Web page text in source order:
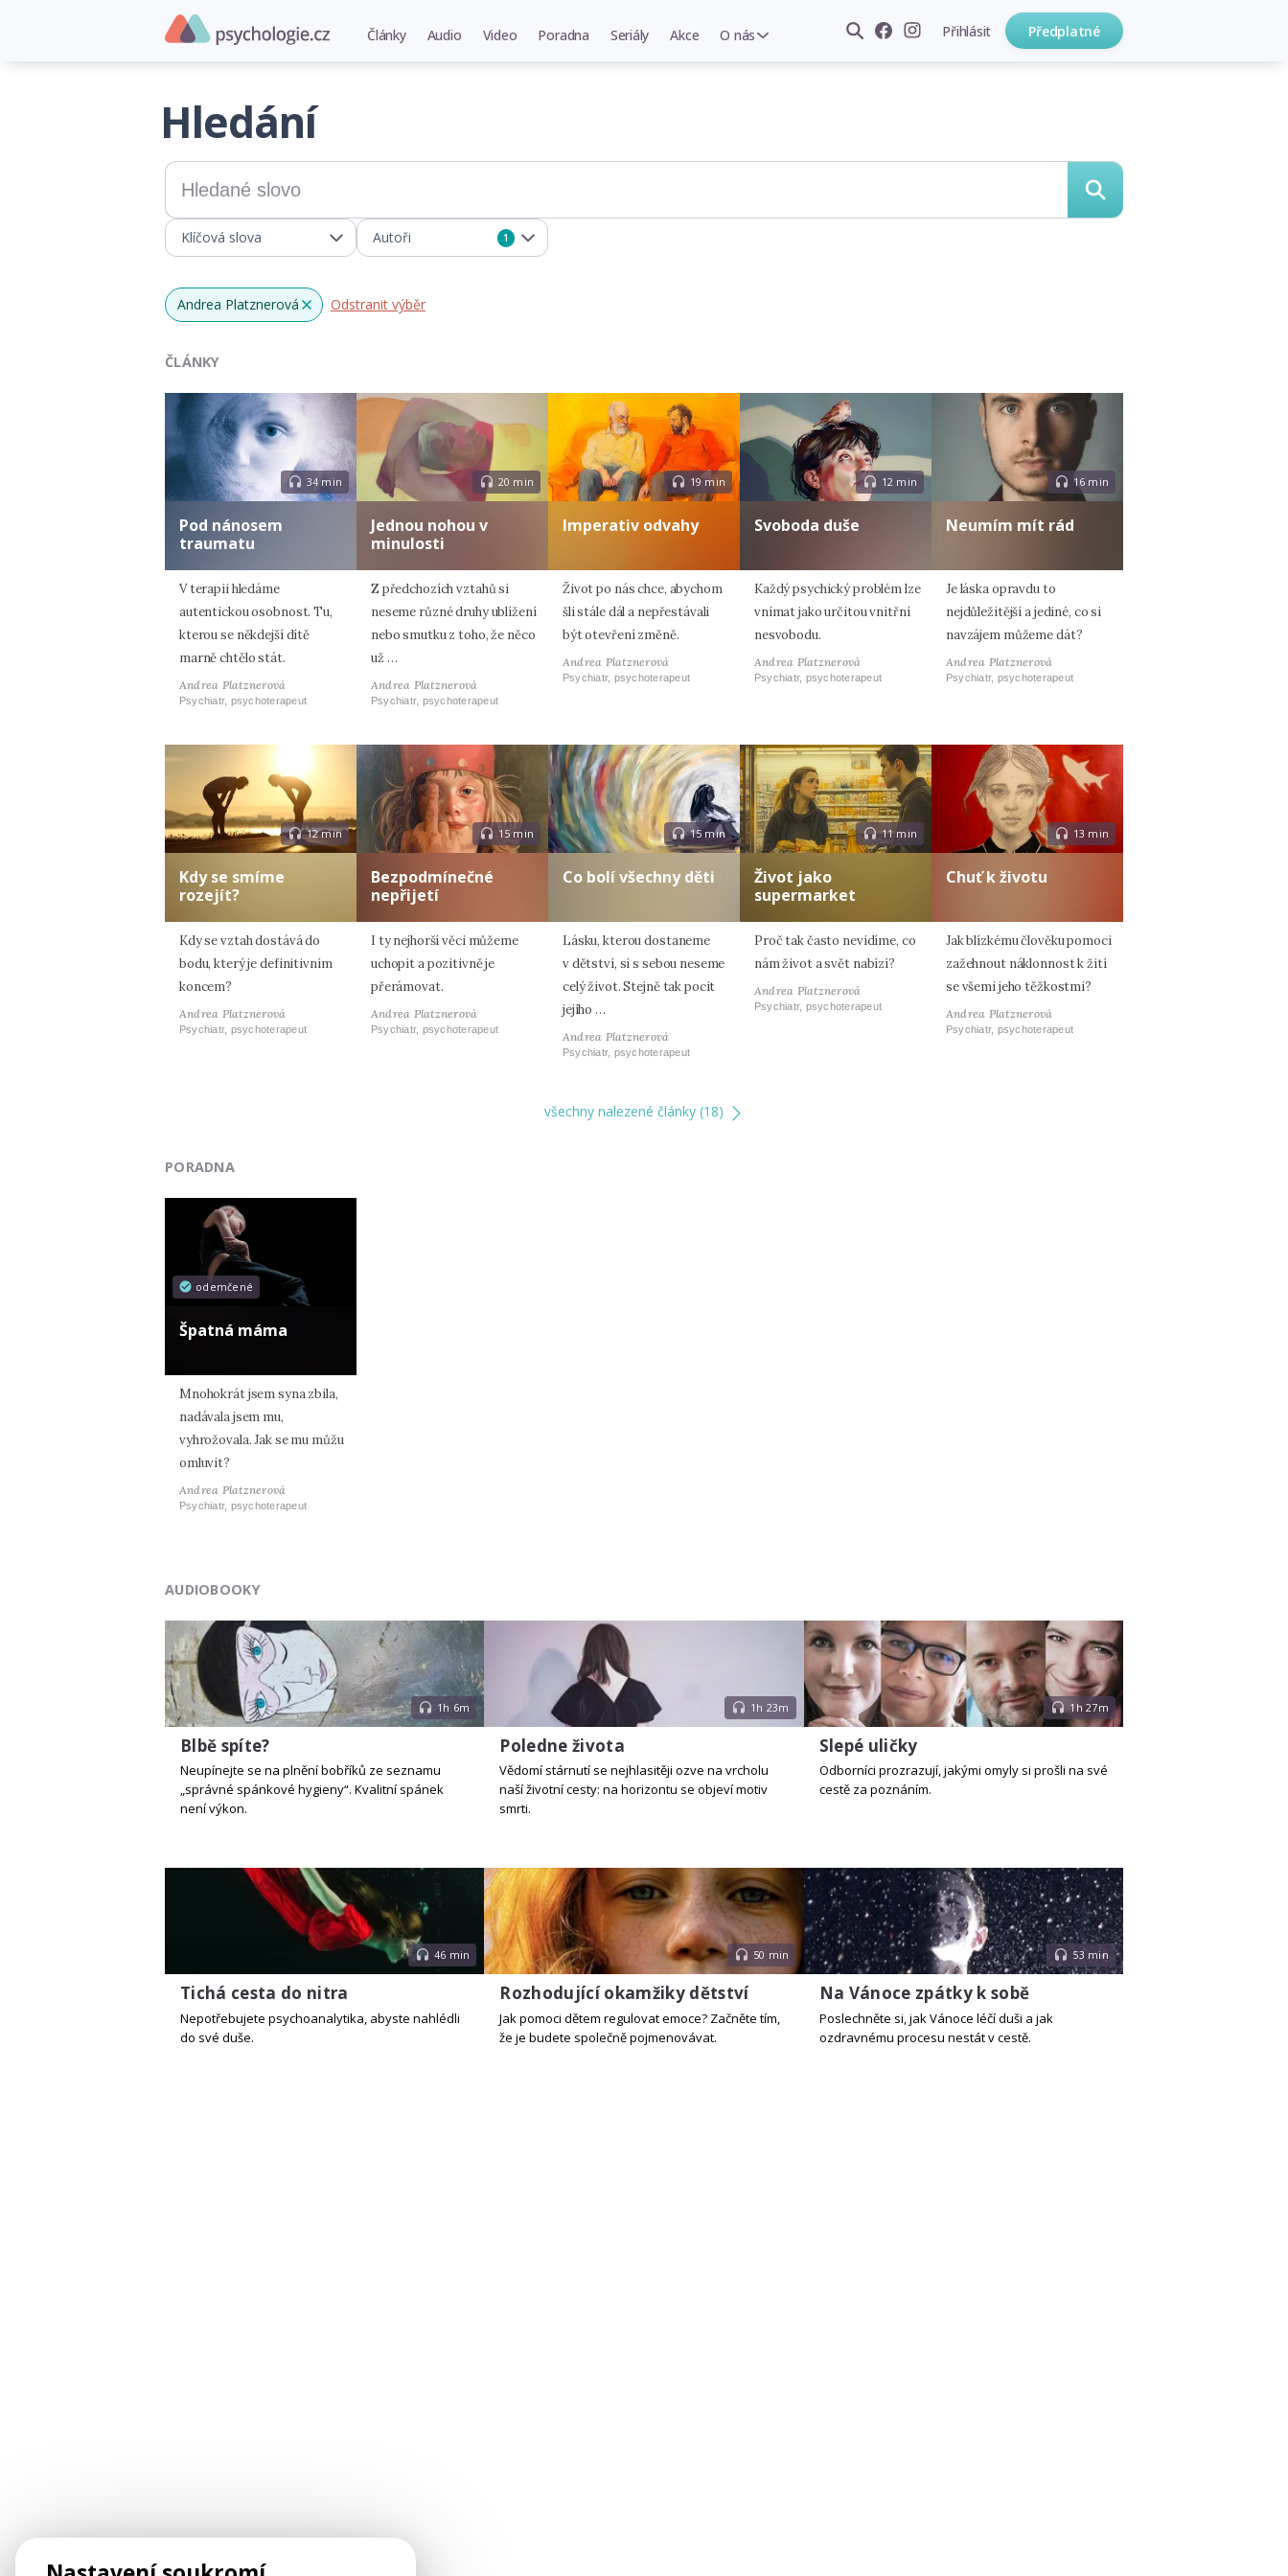
Články Audio Video Poradna Seriály Akce O nás Přihlásit Předplatné
Hledání
Klíčová slova Autoři 1
Andrea Platznerová x
Odstranit výběr
ČLÁNKY
34 min
Pod nánosem
traumatu
V terapii hledáme
autentickou osobnost. Tu,
kterou se někdejší dítě
marně chtělo stát.
Andrea Platznerová
Psychiatr, psychoterapeut
20 min
Jednou nohou v
minulosti
Z předchozích vztahů si
neseme různé druhy ublížení
nebo smutku z toho, že něco
už …
Andrea Platznerová
Psychiatr, psychoterapeut
19 min
Imperativ odvahy
Život po nás chce, abychom
šli stále dál a nepřestávali
být otevření změně.
Andrea Platznerová
Psychiatr, psychoterapeut
12 min
Svoboda duše
Každý psychický problém lze
vnímat jako určitou vnitřní
nesvobodu.
Andrea Platznerová
Psychiatr, psychoterapeut
16 min
Neumím mít rád
Je láska opravdu to
nejdůležitější a jediné, co si
navzájem můžeme dát?
Andrea Platznerová
Psychiatr, psychoterapeut
12 min
Kdy se smíme
rozejít?
Kdy se vztah dostává do
bodu, který je definitivním
koncem?
Andrea Platznerová
Psychiatr, psychoterapeut
15 min
Bezpodmínečné
nepřijetí
I ty nejhorší věci můžeme
uchopit a pozitivně je
přerámovat.
Andrea Platznerová
Psychiatr, psychoterapeut
15 min
Co bolí všechny děti
Lásku, kterou dostaneme
v dětství, si s sebou neseme
celý život. Stejně tak pocit
jejího …
Andrea Platznerová
Psychiatr, psychoterapeut
11 min
Život jako
supermarket
Proč tak často nevidíme, co
nám život a svět nabízí?
Andrea Platznerová
Psychiatr, psychoterapeut
13 min
Chuť k životu
Jak blízkému člověku pomoci
zažehnout náklonnost k žití
se všemi jeho těžkostmi?
Andrea Platznerová
Psychiatr, psychoterapeut
všechny nalezené články (18)
PORADNA
odemčené
Špatná máma
Mnohokrát jsem syna zbila,
nadávala jsem mu,
vyhrožovala. Jak se mu můžu
omluvit?
Andrea Platznerová
Psychiatr, psychoterapeut
AUDIOBOOKY
1h 6m
Blbě spíte?
Neupínejte se na plnění bobříků ze seznamu
„správné spánkové hygieny“. Kvalitní spánek
není výkon.
1h 23m
Poledne života
Vědomí stárnutí se nejhlasitěji ozve na vrcholu
naší životní cesty: na horizontu se objeví motiv
smrti.
1h 27m
Slepé uličky
Odborníci prozrazují, jakými omyly si prošli na své
cestě za poznáním.
46 min
Tichá cesta do nitra
Nepotřebujete psychoanalytika, abyste nahlédli
do své duše.
50 min
Rozhodující okamžiky dětství
Jak pomoci dětem regulovat emoce? Začněte tím,
že je budete společně pojmenovávat.
53 min
Na Vánoce zpátky k sobě
Poslechněte si, jak Vánoce léčí duši a jak
ozdravnému procesu nestát v cestě.